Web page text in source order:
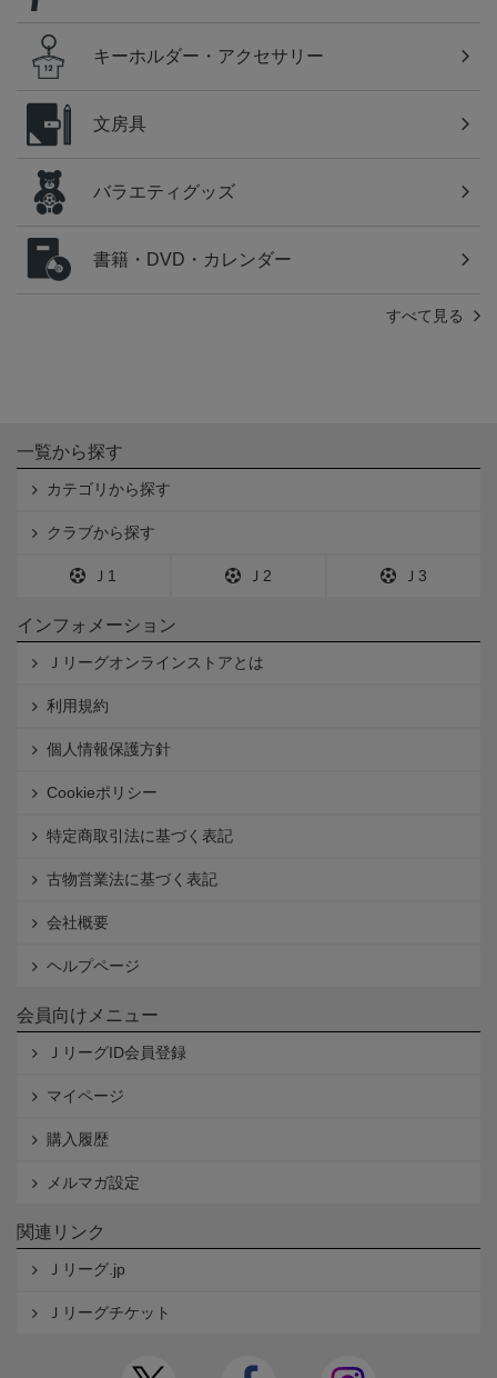
キーホルダー・アクセサリー
文房具
バラエティグッズ
書籍・DVD・カレンダー
すべて見る
一覧から探す
カテゴリから探す
クラブから探す
Ｊ1 Ｊ2 Ｊ3
インフォメーション
Ｊリーグオンラインストアとは
利用規約
個人情報保護方針
Cookieポリシー
特定商取引法に基づく表記
古物営業法に基づく表記
会社概要
ヘルプページ
会員向けメニュー
ＪリーグID会員登録
マイページ
購入履歴
メルマガ設定
関連リンク
Ｊリーグ.jp
Ｊリーグチケット